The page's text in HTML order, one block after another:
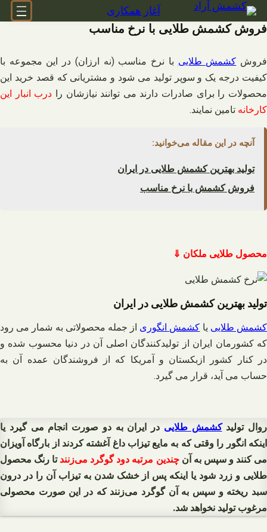
رفتن
به
محتوا
آغاز همکاری
فروش کشمش طلایی با نرخ مناسب
فروش کشمش طلایی با نرخ مناسب (نه ارزان) در این مجموعه با
کیفیت درجه یک و سوپر تولید می شود و مشتریانی که قصد خرید این
محصولات را برای صادرات دارند می توانند نیازشان را درب انبار این
کارخانه تامین نمایند.
آنچه در این مقاله می‌خوانید:
تولید بهترین کشمش طلایی در ایران
فروش کشمش با نرخ مناسب
محصول طلایی ملکان ⇓
تولید بهترین کشمش طلایی در ایران
کشمش طلایی یا کشمش انگوری از جمله محصولاتی به شمار می رود
که کشورمان ایران از تولیدکنندگان اصلی آن در دنیا محسوب شده و
در کنار کشور ازبکستان و آمریکا که از فروشندگان عمده آن به
حساب می آید، قرار می گیرد.
روال تولیدکشمش طلایی در ایران به دو صورت انجام می گیرد یا
اینکه انگور را وقتی که به مایع تیزاب داغ آغشته کردند از بارگاه آویزان
می کنند و سپس به آنچندین مرتبه دود گوگرد می‌زنند تا رنگ محصول
طلایی و زرد شود یا اینکه پس از خشک شدن به تیزاب آن را در درون
سبد ریخته و سپس به آن گوگرد می‌زنند که در این صورت محصولی
مرغوب تولید نخواهد شد.